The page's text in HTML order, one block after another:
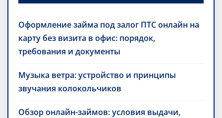
Оформление займа под залог ПТС онлайн на
карту без визита в офис: порядок,
требования и документы
Музыка ветра: устройство и принципы
звучания колокольчиков
Обзор онлайн-займов: условия выдачи,